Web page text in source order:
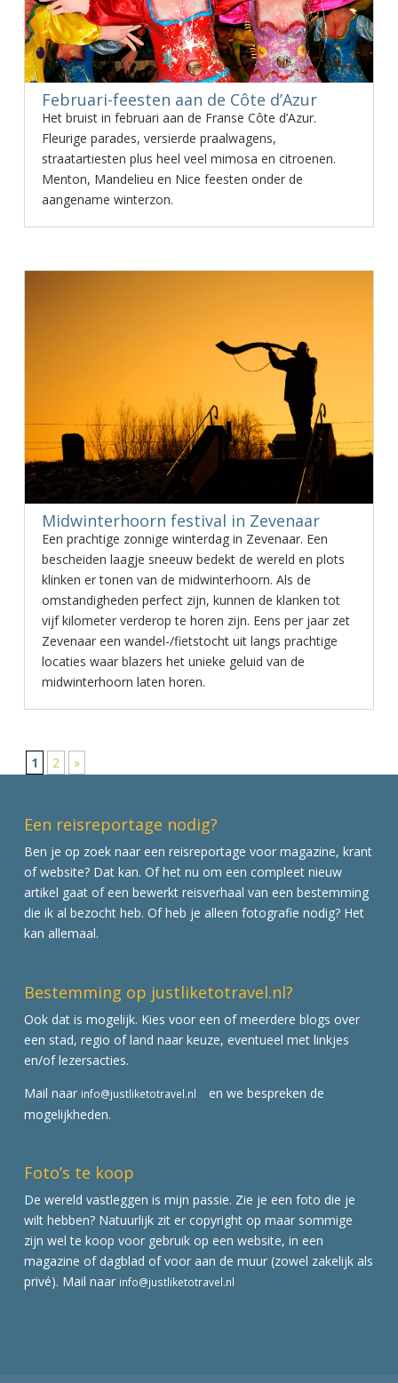
Februari-feesten aan de Côte d’Azur
Het bruist in februari aan de Franse Côte d’Azur.
Fleurige parades, versierde praalwagens,
straatartiesten plus heel veel mimosa en citroenen.
Menton, Mandelieu en Nice feesten onder de
aangename winterzon.
Midwinterhoorn festival in Zevenaar
Een prachtige zonnige winterdag in Zevenaar. Een
bescheiden laagje sneeuw bedekt de wereld en plots
klinken er tonen van de midwinterhoorn. Als de
omstandigheden perfect zijn, kunnen de klanken tot
vijf kilometer verderop te horen zijn. Eens per jaar zet
Zevenaar een wandel-/fietstocht uit langs prachtige
locaties waar blazers het unieke geluid van de
midwinterhoorn laten horen.
1 2 »
Een reisreportage nodig?
Ben je op zoek naar een reisreportage voor magazine, krant
of website? Dat kan. Of het nu om een compleet nieuw
artikel gaat of een bewerkt reisverhaal van een bestemming
die ik al bezocht heb. Of heb je alleen fotografie nodig? Het
kan allemaal.
Bestemming op justliketotravel.nl?
Ook dat is mogelijk. Kies voor een of meerdere blogs over
een stad, regio of land naar keuze, eventueel met linkjes
en/of lezersacties.
Mail naar info@justliketotravel.nl
en we bespreken de
mogelijkheden.
Foto’s te koop
De wereld vastleggen is mijn passie. Zie je een foto die je
wilt hebben? Natuurlijk zit er copyright op maar sommige
zijn wel te koop voor gebruik op een website, in een
magazine of dagblad of voor aan de muur (zowel zakelijk als
privé). Mail naar info@justliketotravel.nl